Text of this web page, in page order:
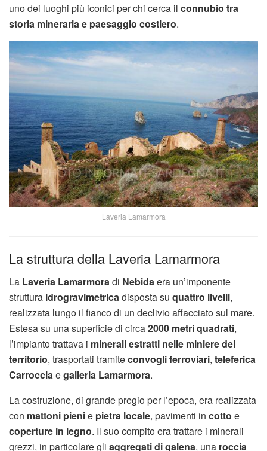
uno dei luoghi più iconici per chi cerca il connubio tra
storia mineraria e paesaggio costiero.
Laveria Lamarmora
La struttura della Laveria Lamarmora
La Laveria Lamarmoradi Nebidaera un’imponente
struttura idrogravimetricadisposta su quattro livelli,
realizzata lungo il fianco di un declivio affacciato sul mare.
Estesa su una superficie di circa2000 metri quadrati,
l’impianto trattava i minerali estratti nelle miniere del
territorio, trasportati tramiteconvogli ferroviari, teleferica
Carrocciaegalleria Lamarmora.
La costruzione, di grande pregio per l’epoca, era realizzata
con mattoni pienie pietra locale, pavimenti in cotto e
coperture in legno. Il suo compito era trattare i minerali
grezzi, in particolare gli aggregati di galena, una roccia